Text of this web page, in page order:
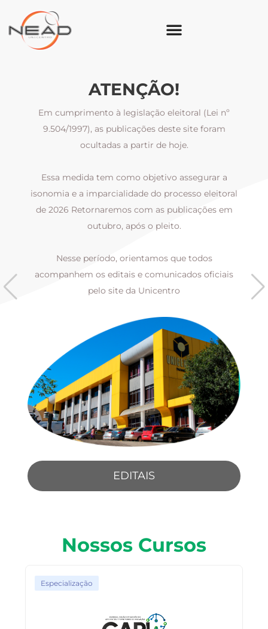
ATENÇÃO!
Em cumprimento à legislação eleitoral (Lei nº
9.504/1997), as publicações deste site foram
ocultadas a partir de hoje.
Essa medida tem como objetivo assegurar a
isonomia e a imparcialidade do processo eleitoral
de 2026 Retornaremos com as publicações em
outubro, após o pleito.
Nesse período, orientamos que todos
acompanhem os editais e comunicados oficiais
pelo site da Unicentro
EDITAIS
Nossos Cursos
Especialização